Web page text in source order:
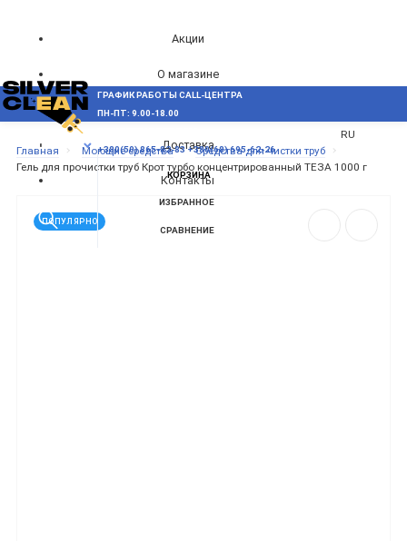
Акции
О магазине
Блог
Доставка
Контакты
RU
МЕНЮ
ГРАФИК РАБОТЫ CALL-ЦЕНТРА
ПН-ПТ: 9.00-18.00
+380(50) 865-82-83 +380(68) 695-62-26
КОРЗИНА
ИЗБРАННОЕ
СРАВНЕНИЕ
Главная Моющие средства
Средства для чистки труб
Гель для прочистки труб Крот турбо концентрированный ТЕЗА 1000 г
ПОПУЛЯРНО